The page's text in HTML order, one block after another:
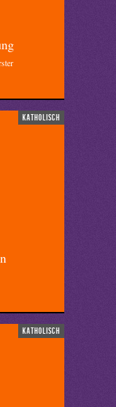
katholisch
katholisch